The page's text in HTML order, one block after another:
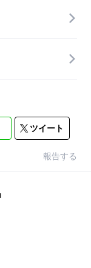
ツイート
報告する